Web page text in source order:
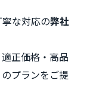
な対応の弊社
正価格・高品
プランをご提